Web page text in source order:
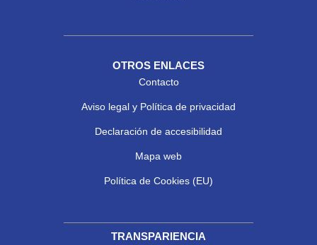
OTROS ENLACES
Contacto
Aviso legal y Política de privacidad
Declaración de accesibilidad
Mapa web
Política de Cookies (EU)
TRANSPARIENCIA